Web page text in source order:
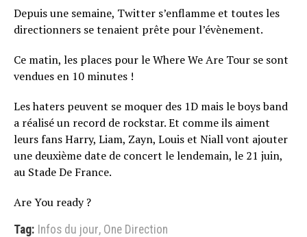
Depuis une semaine, Twitter s’enflamme et toutes les
directionners se tenaient prête pour l’évènement.
Ce matin, les places pour le Where We Are Tour se sont
vendues en 10 minutes !
Les haters peuvent se moquer des 1D mais le boys band
a réalisé un record de rockstar. Et comme ils aiment
leurs fans Harry, Liam, Zayn, Louis et Niall vont ajouter
une deuxième date de concert le lendemain, le 21 juin,
au Stade De France.
Are You ready ?
Tag: Infos du jour, One Direction